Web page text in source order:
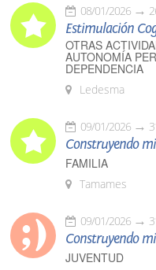
08/01/2026
Estimulación
OTRAS
AUTONOMÍA
DEPENDENCIA
Ledesma
09/01/2026
Construyendo
FAMILIA
Tamames
09/01/2026
Construyendo
JUVENTUD